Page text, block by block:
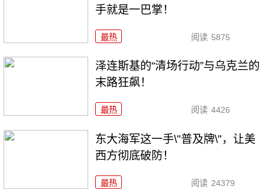
手就是一巴掌！
最热 阅读 5875
泽连斯基的“清场行动”与乌克兰的
末路狂飙！
最热 阅读 4426
东大海军这一手\"普及牌\"，让美
西方彻底破防！
最热 阅读 24379